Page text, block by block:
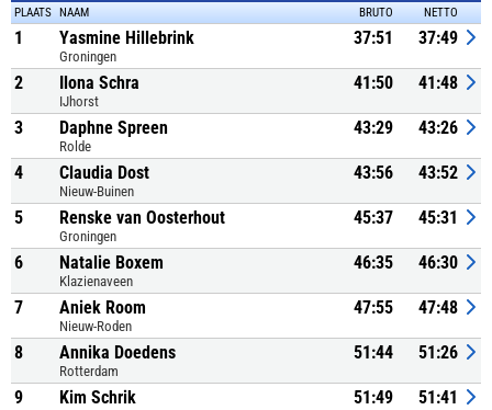
PLAATS NAAM BRUTO NETTO
1 Yasmine Hillebrink
Groningen
37:51 37:49
2 Ilona Schra
IJhorst
41:50 41:48
3 Daphne Spreen
Rolde
43:29 43:26
4 Claudia Dost
Nieuw-Buinen
43:56 43:52
5 Renske van Oosterhout
Groningen
45:37 45:31
6 Natalie Boxem
Klazienaveen
46:35 46:30
7 Aniek Room
Nieuw-Roden
47:55 47:48
8 Annika Doedens
Rotterdam
51:44 51:26
9 Kim Schrik 51:49 51:41